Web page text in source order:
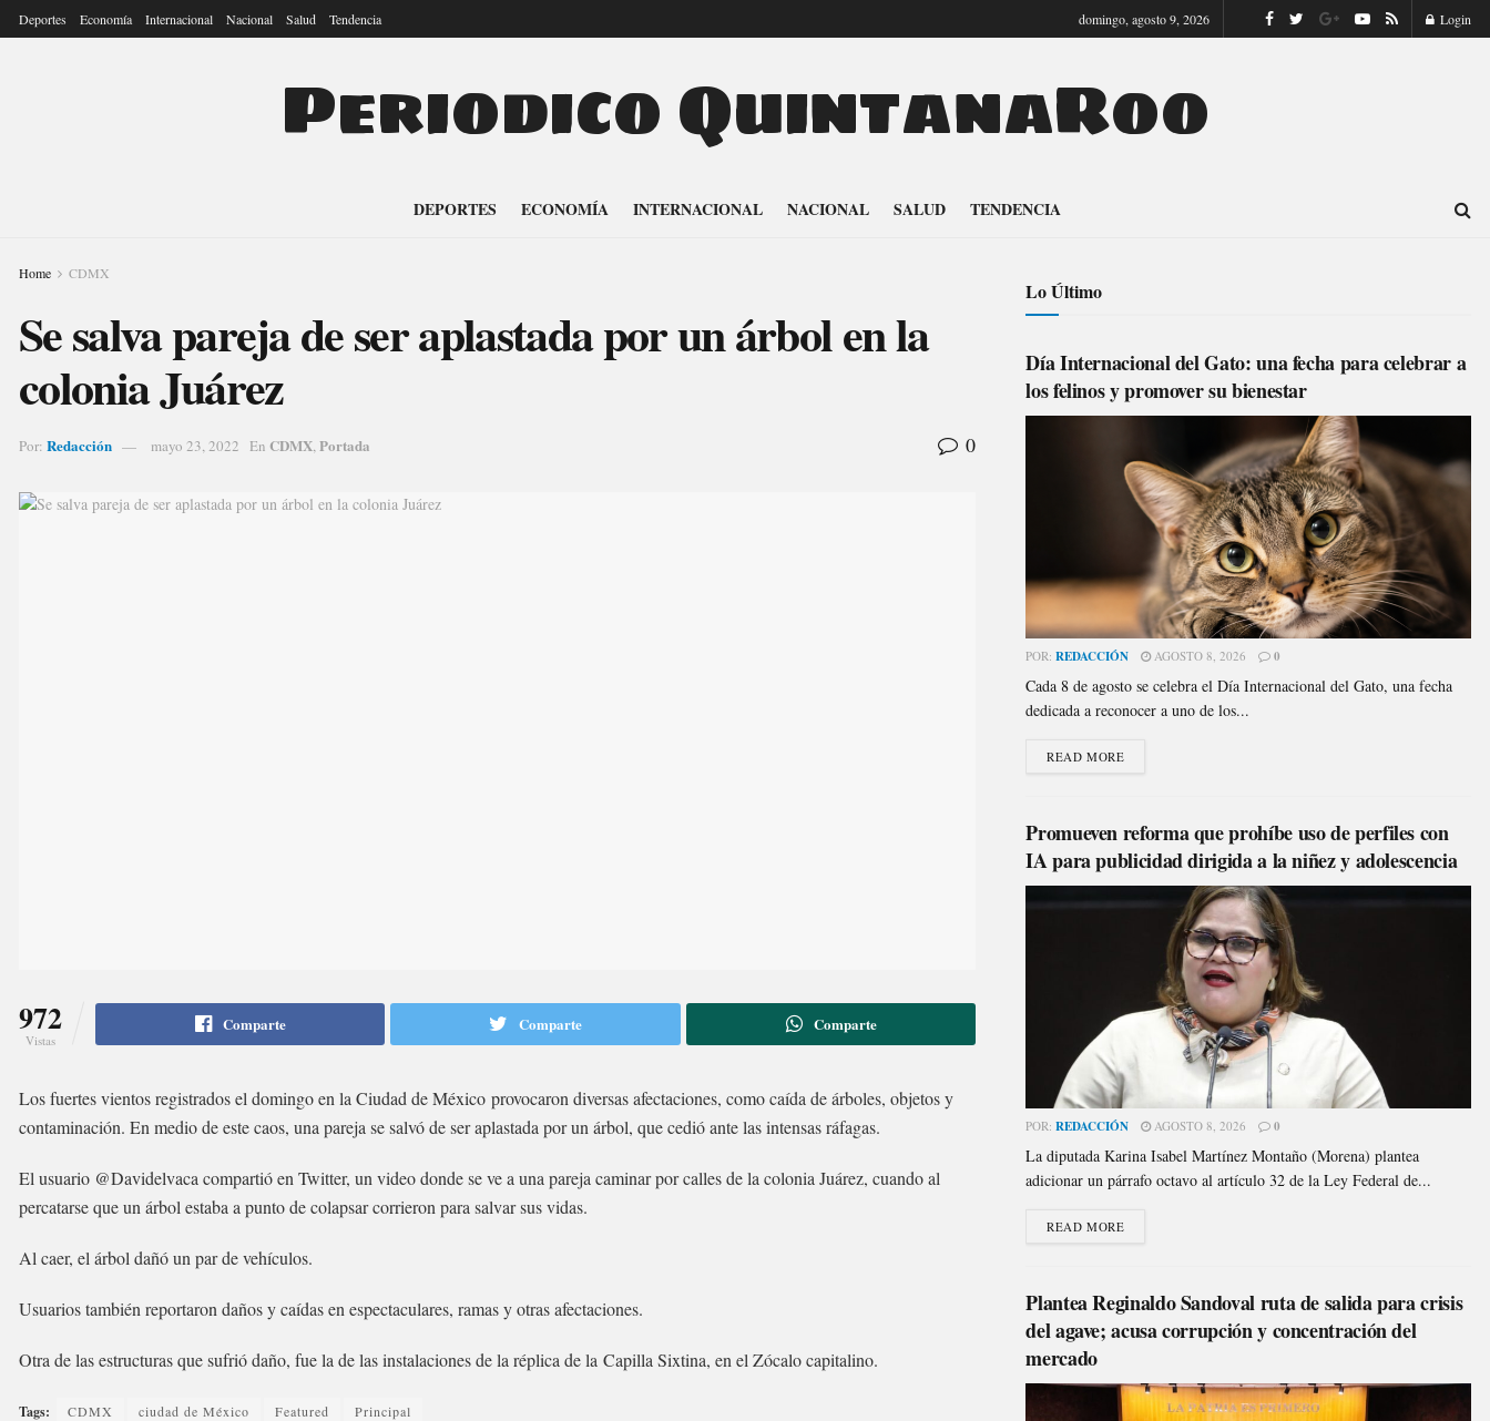
Deportes Economía Internacional Nacional Salud Tendencia domingo, agosto 9, 2026 Login
Periodico QuintanaRoo
DEPORTES ECONOMÍA INTERNACIONAL NACIONAL SALUD TENDENCIA
Home CDMX
Se salva pareja de ser aplastada por un árbol en la
colonia Juárez
Por: Redacción mayo 23, 2022 En CDMX,Portada 0
972
Vistas
Comparte Comparte Comparte
Los fuertes vientos registrados el domingo en la Ciudad de México provocaron diversas afectaciones, como caída de árboles, objetos y
contaminación. En medio de este caos, una pareja se salvó de ser aplastada por un árbol, que cedió ante las intensas ráfagas.
El usuario @Davidelvaca compartió en Twitter, un video donde se ve a una pareja caminar por calles de la colonia Juárez, cuando al
percatarse que un árbol estaba a punto de colapsar corrieron para salvar sus vidas.
Al caer, el árbol dañó un par de vehículos.
Usuarios también reportaron daños y caídas en espectaculares, ramas y otras afectaciones.
Otra de las estructuras que sufrió daño, fue la de las instalaciones de la réplica de la Capilla Sixtina, en el Zócalo capitalino.
Tags: CDMX ciudad de México Featured Principal
Lo Último
Día Internacional del Gato: una fecha para celebrar a
los felinos y promover su bienestar
POR: REDACCIÓN AGOSTO 8, 2026 0
Cada 8 de agosto se celebra el Día Internacional del Gato, una fecha
dedicada a reconocer a uno de los...
READ MORE
Promueven reforma que prohíbe uso de perfiles con
IA para publicidad dirigida a la niñez y adolescencia
POR: REDACCIÓN AGOSTO 8, 2026 0
La diputada Karina Isabel Martínez Montaño (Morena) plantea
adicionar un párrafo octavo al artículo 32 de la Ley Federal de...
READ MORE
Plantea Reginaldo Sandoval ruta de salida para crisis
del agave; acusa corrupción y concentración del
mercado